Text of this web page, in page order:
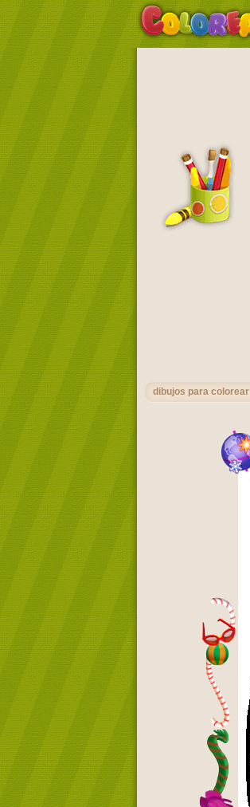
dibujos para colorear